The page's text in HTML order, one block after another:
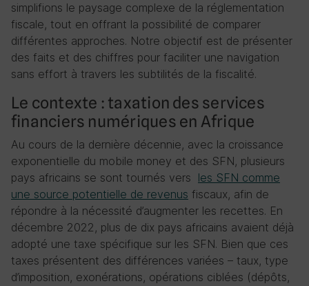
simplifions le paysage complexe de la réglementation
fiscale, tout en offrant la possibilité de comparer
différentes approches. Notre objectif est de présenter
des faits et des chiffres pour faciliter une navigation
sans effort à travers les subtilités de la fiscalité.
Le contexte : taxation des services
financiers numériques en Afrique
Au cours de la dernière décennie, avec la croissance
exponentielle du mobile money et des SFN, plusieurs
pays africains se sont tournés vers les SFN comme
une source potentielle de revenus fiscaux, afin de
répondre à la nécessité d’augmenter les recettes. En
décembre 2022, plus de dix pays africains avaient déjà
adopté une taxe spécifique sur les SFN. Bien que ces
taxes présentent des différences variées – taux, type
d’imposition, exonérations, opérations ciblées (dépôts,